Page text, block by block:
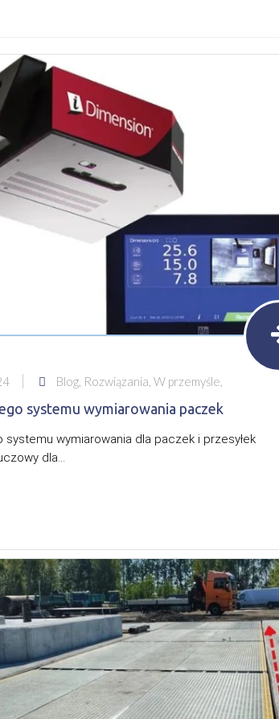
Blog, Rozwiązania, W przemyśle,
systemu wymiarowania paczek
systemu wymiarowania dla paczek i przesyłek
dla...